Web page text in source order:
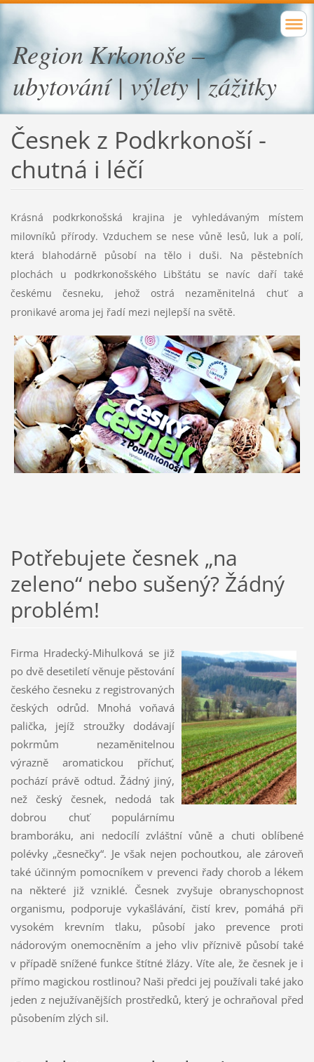
Region Krkonoše –
ubytování | výlety | zážitky
Česnek z Podkrkonoší -
chutná i léčí
Krásná podkrkonošská krajina je vyhledávaným místem
milovníků přírody. Vzduchem se nese vůně lesů, luk a polí,
která blahodárně působí na tělo i duši. Na pěstebních
plochách u podkrkonošského Libštátu se navíc daří také
českému česneku, jehož ostrá nezaměnitelná chuť a
pronikavé aroma jej řadí mezi nejlepší na světě.
Potřebujete česnek „na
zeleno“ nebo sušený? Žádný
problém!
Firma Hradecký-Mihulková se již
po dvě desetiletí věnuje pěstování
českého česneku z registrovaných
českých odrůd. Mnohá voňavá
palička, jejíž stroužky dodávají
pokrmům nezaměnitelnou
výrazně aromatickou příchuť,
pochází právě odtud. Žádný jiný,
než český česnek, nedodá tak
dobrou chuť populárnímu
bramboráku, ani nedocílí zvláštní vůně a chuti oblíbené
polévky „česnečky“. Je však nejen pochoutkou, ale zároveň
také účinným pomocníkem v prevenci řady chorob a lékem
na některé již vzniklé. Česnek zvyšuje obranyschopnost
organismu, podporuje vykašlávání, čistí krev, pomáhá při
vysokém krevním tlaku, působí jako prevence proti
nádorovým onemocněním a jeho vliv příznivě působí také
v případě snížené funkce štítné žlázy. Víte ale, že česnek je i
přímo magickou rostlinou? Naši předci jej používali také jako
jeden z nejužívanějších prostředků, který je ochraňoval před
působením zlých sil.